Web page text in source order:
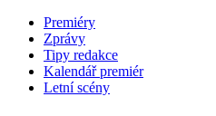
Premiéry
Zprávy
Tipy redakce
Kalendář premiér
Letní scény